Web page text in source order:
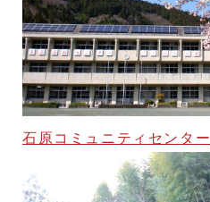
石原コミュニティセンター